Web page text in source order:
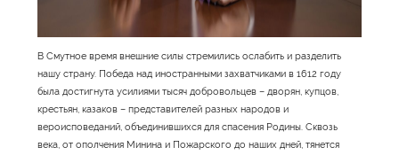
В Смутное время внешние силы стремились ослабить и разделить
нашу страну. Победа над иностранными захватчиками в 1612 году
была достигнута усилиями тысяч добровольцев – дворян, купцов,
крестьян, казаков – представителей разных народов и
вероисповеданий, объединившихся для спасения Родины. Сквозь
века, от ополчения Минина и Пожарского до наших дней, тянется